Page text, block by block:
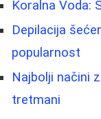
Koralna Voda:
Depilacija
popularnost
Najbolji načini
tretmani